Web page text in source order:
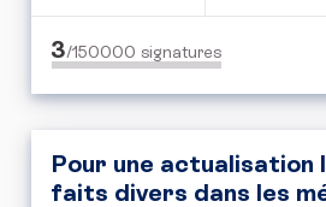
3/150000 signatures
Pour une actualisation
faits divers dans les